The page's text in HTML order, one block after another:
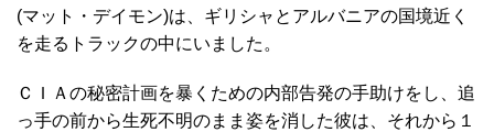
(マット・デイモン)は、ギリシャとアルバニアの国境近く
を走るトラックの中にいました。
ＣＩＡの秘密計画を暴くための内部告発の手助けをし、追
っ手の前から生死不明のまま姿を消した彼は、それから１